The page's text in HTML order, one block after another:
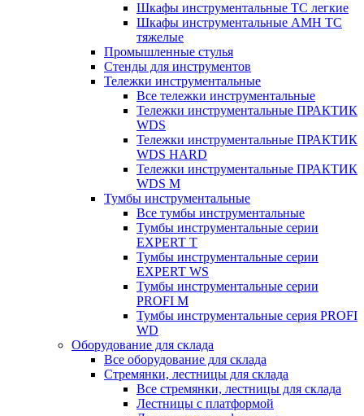
Шкафы инструментальные ТС легкие
Шкафы инструментальные AMH TC
тяжелые
Промышленные стулья
Стенды для инструментов
Тележки инструментальные
Все тележки инструментальные
Тележки инструментальные ПРАКТИК
WDS
Тележки инструментальные ПРАКТИК
WDS HARD
Тележки инструментальные ПРАКТИК
WDS M
Тумбы инструментальные
Все тумбы инструментальные
Тумбы инструментальные серии
EXPERT T
Тумбы инструментальные серии
EXPERT WS
Тумбы инструментальные серии
PROFI M
Тумбы инструментальные серия PROFI
WD
Оборудование для склада
Все оборудование для склада
Стремянки, лестницы для склада
Все стремянки, лестницы для склада
Лестницы с платформой